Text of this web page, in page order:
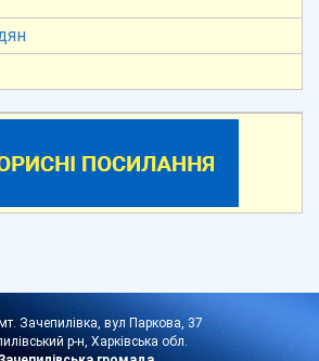
Зачепилівка, вул Паркова, 37
р-н, Харківська обл.